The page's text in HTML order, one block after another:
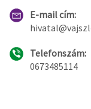
E-mail cím:
Telefonszám:
0673485114